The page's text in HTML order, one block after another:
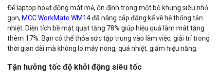
Để laptop hoạt động mát mẻ, ổn định trong một bộ khung siêu nhỏ
gọn, MCC WorkMate WM14 đã nâng cấp đáng kể về hệ thống tản
nhiệt. Diện tích bề mặt quạt tăng 78% giúp hiệu quả làm mát tăng
thêm 17%. Bạn có thể thỏa sức tập trung vào làm việc, giải trí trong
thời gian dài mà không lo máy nóng, quá nhiệt, giảm hiệu năng.
Tận hưởng tốc độ khởi động siêu tốc